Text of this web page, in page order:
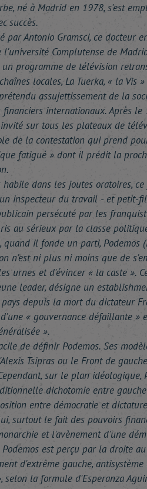
né à Madrid en 1978, s'est
succès.
par Antonio Gramsci, ce docteur
l'université Complutense de
programme de télévision
locales, La Tuerka, « la Vis
assujettissement de la
financiers internationaux. Après le
sur tous les plateaux de
de la contestation qui prend
fatigué » dont il prédit la
habile dans les joutes oratoires,
inspecteur du travail - et petit-
persécuté par les
au sérieux par la classe
quand il fonde un parti, Podemos
n'est ni plus ni moins que de
urnes et d'évincer « la caste ».
leader, désigne un
depuis la mort du dictateur
« gouvernance défaillante »
».
de définir Podemos. Ses
Tsipras ou le Front de
sur le plan idéologique,
dichotomie entre
entre démocratie et
surtout le fait des pouvoirs
et l'avènement d'une
est perçu par la droite
d'extrême gauche,
selon la formule d'Esperanza